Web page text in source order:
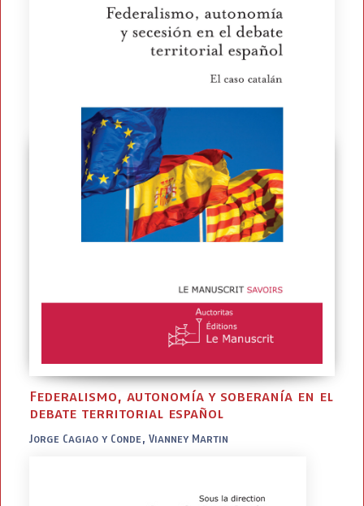
Federalismo, autonomía y soberanía en el
debate territorial español
Jorge Cagiao y Conde, Vianney Martin